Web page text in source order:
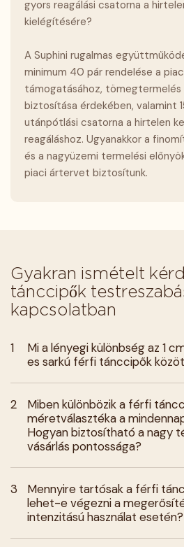
gyors reagálási csatorna a
kielégítésére?
A Suphini rugalmas
minimum 40 pár rendelése a
támogatásához, tömegtermelés
biztosítása érdekében, valamint
utánpótlási csatorna a hirtelen
reagáláshoz. Ugyanakkor a
és a nagyüzemi termelési
piaci ártervet biztosítunk.
Gyakran ismételt
tánccipők
kapcsolatban
1
Mi a lényegi különbség az 1
es sarkú férfi tánccipők
2
Miben különbözik a férfi
méretválasztéka a
Hogyan biztosítható a nagy
vásárlás pontossága?
3
Mennyire tartósak a férfi
lehet-e végezni a
intenzitású használat esetén?